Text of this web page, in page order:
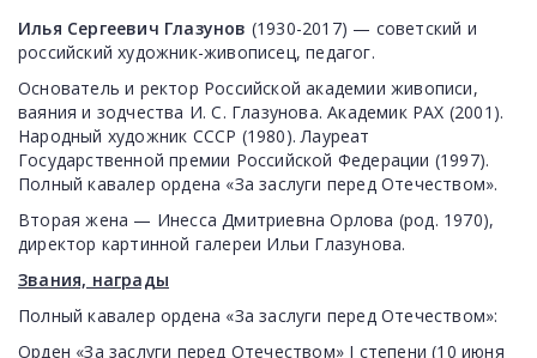
Илья Сергеевич Глазунов (1930-2017) — советский и
российский художник-живописец, педагог.
Основатель и ректор Российской академии живописи,
ваяния и зодчества И. С. Глазунова. Академик РАХ (2001).
Народный художник СССР (1980). Лауреат
Государственной премии Российской Федерации (1997).
Полный кавалер ордена «За заслуги перед Отечеством».
Вторая жена — Инесса Дмитриевна Орлова (род. 1970),
директор картинной галереи Ильи Глазунова.
Звания, награды
Полный кавалер ордена «За заслуги перед Отечеством»:
Орден «За заслуги перед Отечеством» I степени (10 июня